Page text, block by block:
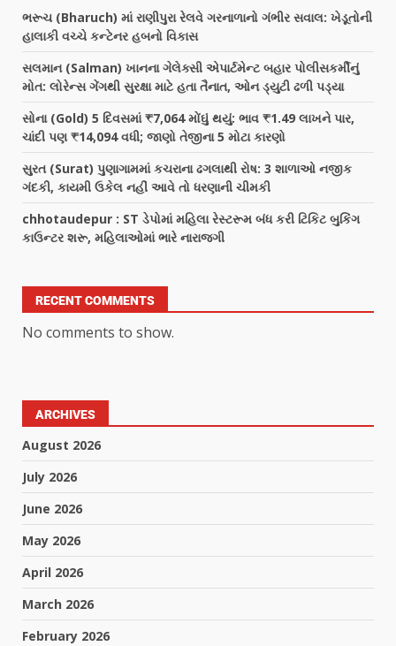
ભરૂચ (Bharuch) માં રાણીપુરા રેલવે ગરનાળાનો ગંભીર સવાલ: ખેડૂતોની
હાલાકી વચ્ચે કન્ટેનર હબનો વિકાસ
સલમાન (Salman) ખાનના ગેલેક્સી એપાર્ટમેન્ટ બહાર પોલીસકર્મીનું
મોત: લોરેન્સ ગેંગથી સુરક્ષા માટે હતા તૈનાત, ઓન ડ્યુટી ઢળી પડ્યા
સોના (Gold) 5 દિવસમાં ₹7,064 મોંઘું થયું: ભાવ ₹1.49 લાખને પાર,
ચાંદી પણ ₹14,094 વધી; જાણો તેજીના 5 મોટા કારણો
સુરત (Surat) પુણાગામમાં કચરાના ઢગલાથી રોષ: 3 શાળાઓ નજીક
ગંદકી, કાયમી ઉકેલ નહીં આવે તો ધરણાની ચીમકી
chhotaudepur : ST ડેપોમાં મહિલા રેસ્ટરૂમ બંધ કરી ટિકિટ બુકિંગ
કાઉન્ટર શરૂ, મહિલાઓમાં ભારે નારાજગી
RECENT COMMENTS
No comments to show.
ARCHIVES
August 2026
July 2026
June 2026
May 2026
April 2026
March 2026
February 2026